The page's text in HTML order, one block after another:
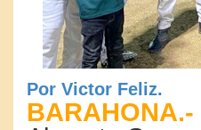
Por Victor Feliz.
BARAHONA.-